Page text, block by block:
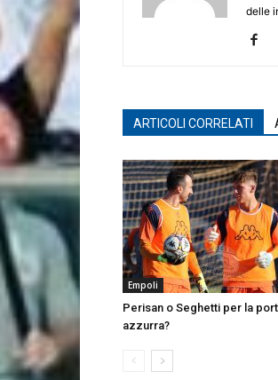
delle
ARTICOLI CORRELATI
Empoli
Perisan o Seghetti per la
azzurra?